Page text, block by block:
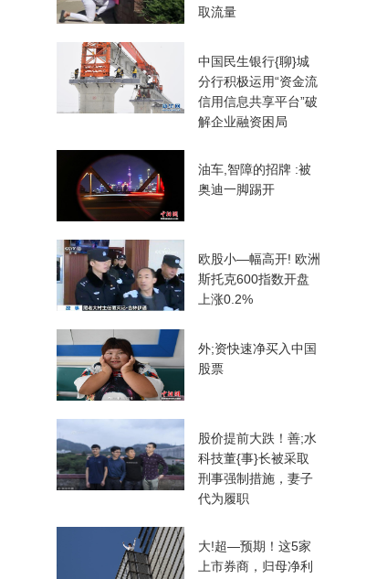
取流量
中国民生银行{聊}城
分行积极运用“资金流
信用信息共享平台”破
解企业融资困局
油车,智障的招牌 :被
奥迪一脚踢开
欧股小—幅高开! 欧洲
斯托克600指数开盘
上涨0.2%
外;资快速净买入中国
股票
股价提前大跌！善;水
科技董{事}长被采取
刑事强制措施，妻子
代为履职
大!超—预期！这5家
上市券商，归母净利